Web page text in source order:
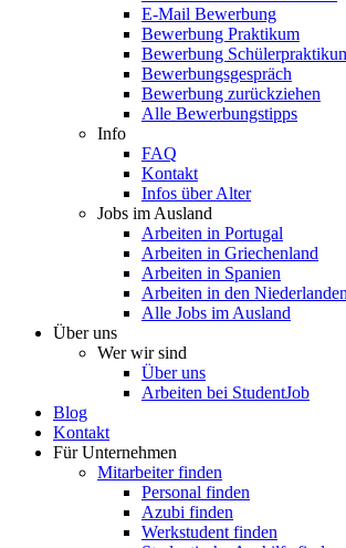
E-Mail Bewerbung
Bewerbung Praktikum
Bewerbung
Bewerbungsgespräch
Bewerbung zurückziehen
Alle Bewerbungstipps
Info
FAQ
Kontakt
Infos über Alter
Jobs im Ausland
Arbeiten in Portugal
Arbeiten in Griechenland
Arbeiten in Spanien
Arbeiten in den Niederlanden
Alle Jobs im Ausland
Über uns
Wer wir sind
Über uns
Arbeiten bei StudentJob
Blog
Kontakt
Für Unternehmen
Mitarbeiter finden
Personal finden
Azubi finden
Werkstudent finden